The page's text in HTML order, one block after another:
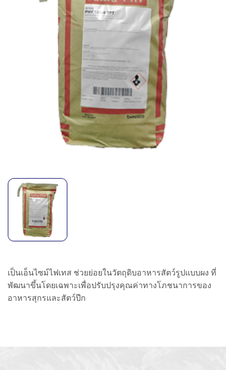
เป็นเอ็นไซม์ไฟเทส ช่วยย่อยในวัตถุดิบอาหารสัตว์รูปแบบผง ที่
พัฒนาขึ้นโดยเฉพาะเพื่อปรับปรุงคุณค่าทางโภชนาการของ
อาหารสุกรและสัตว์ปีก